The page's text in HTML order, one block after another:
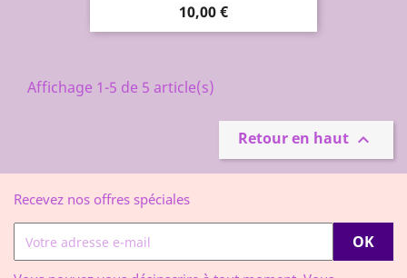
Prix
10,00 €
Affichage 1-5 de 5 article(s)
Retour en haut 
Recevez nos offres spéciales